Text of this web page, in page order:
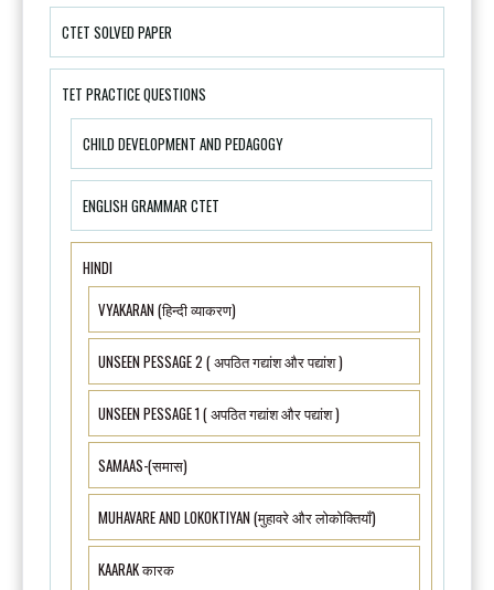
CTET SOLVED PAPER
TET PRACTICE QUESTIONS
CHILD DEVELOPMENT AND PEDAGOGY
ENGLISH GRAMMAR CTET
HINDI
VYAKARAN (हिन्दी व्याकरण)
UNSEEN PESSAGE 2 ( अपठित गद्यांश और पद्यांश )
UNSEEN PESSAGE 1 ( अपठित गद्यांश और पद्यांश )
SAMAAS-(समास)
MUHAVARE AND LOKOKTIYAN (मुहावरे और लोकोक्तियाँ)
KAARAK कारक